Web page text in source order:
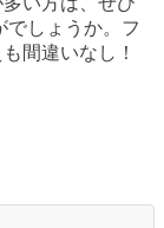
でしょうか。フ
間違いなし！